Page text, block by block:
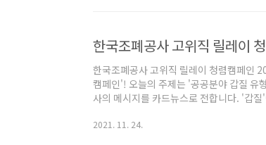
한국조폐공사 고위직 릴레이
한국조폐공사 고위직 릴레이 청렴캠페인
캠페인'! 오늘의 주제는 '공공분야 갑질 유
사의 메시지를 카드뉴스로 전합니다. '갑
2021. 11. 24.